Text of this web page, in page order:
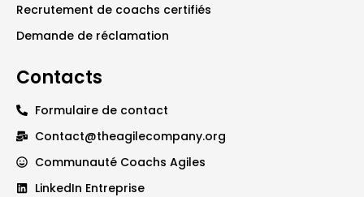
Recrutement de coachs certifiés
Demande de réclamation
Contacts
Formulaire de contact
Contact@theagilecompany.org
Communauté Coachs Agiles
LinkedIn Entreprise